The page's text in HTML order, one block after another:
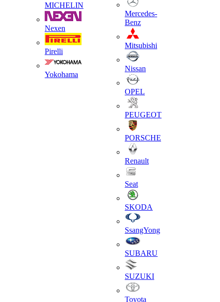
MICHELIN
Nexen
Pirelli
Yokohama
Mercedes-
Benz
Mitsubishi
Nissan
OPEL
PEUGEOT
PORSCHE
Renault
Seat
SKODA
SsangYong
SUBARU
SUZUKI
Toyota